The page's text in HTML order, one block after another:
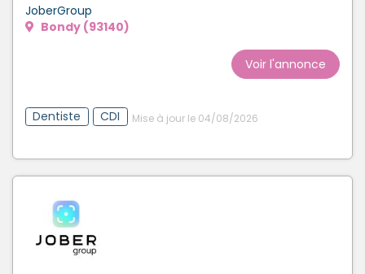
JoberGroup
Bondy (93140)
Voir l'annonce
Dentiste CDI Mise à jour le 04/08/2026